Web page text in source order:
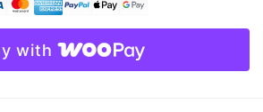
with